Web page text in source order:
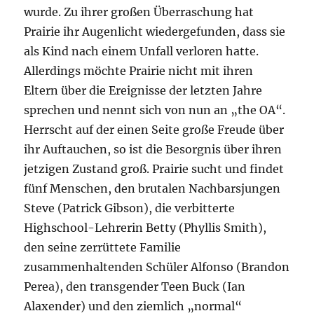
wurde. Zu ihrer großen Überraschung hat
Prairie ihr Augenlicht wiedergefunden, dass sie
als Kind nach einem Unfall verloren hatte.
Allerdings möchte Prairie nicht mit ihren
Eltern über die Ereignisse der letzten Jahre
sprechen und nennt sich von nun an „the OA“.
Herrscht auf der einen Seite große Freude über
ihr Auftauchen, so ist die Besorgnis über ihren
jetzigen Zustand groß. Prairie sucht und findet
fünf Menschen, den brutalen Nachbarsjungen
Steve (Patrick Gibson), die verbitterte
Highschool-Lehrerin Betty (Phyllis Smith),
den seine zerrüttete Familie
zusammenhaltenden Schüler Alfonso (Brandon
Perea), den transgender Teen Buck (Ian
Alaxender) und den ziemlich „normal“